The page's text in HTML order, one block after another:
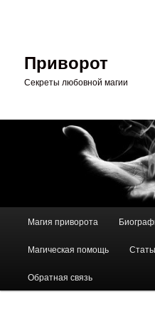
Приворот
Секреты любовной магии
Магия приворота
Магическая помощь
Обратная связь